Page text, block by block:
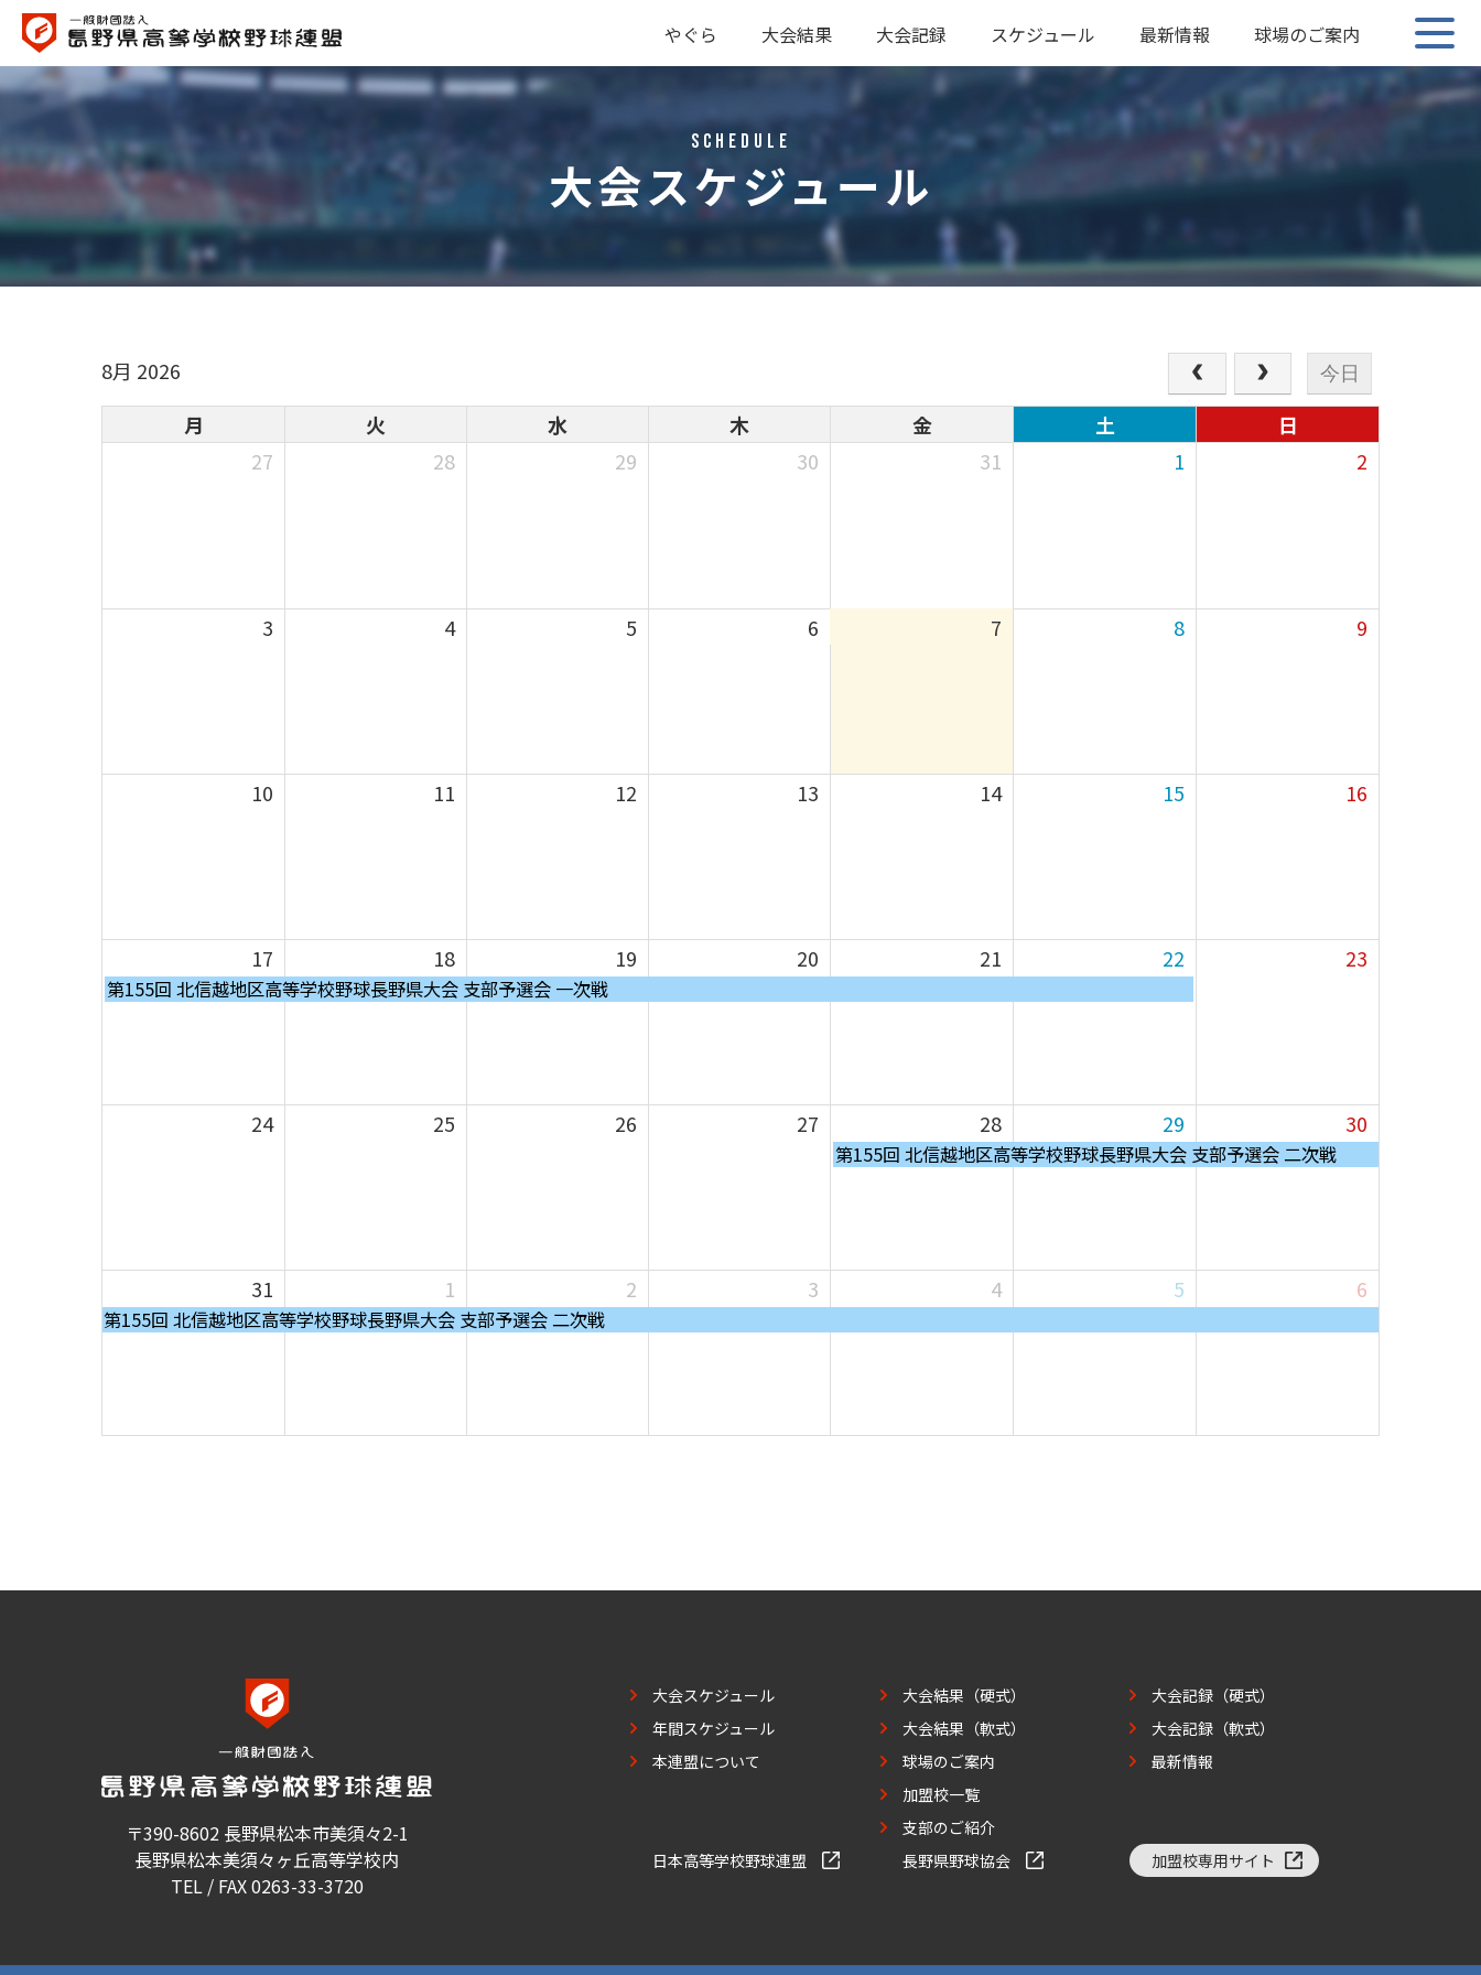
やぐら
大会結果
硬式
軟式
大会記録
硬式
軟式
スケジュール 最新情報 球場のご案内
Schedule
大会スケジュール
8月 2026 今日
月 火 水 木 金 土
日
27
28 29 30 31 1 2
3 4 5 6 7 8 9
10 11 12 13 14 15 16
17 18 19 20 21 22 23
月
曜
17th
第155回 北信越地区高等学校野球長野県大会 支部予選会 一次戦
24 25 26 27 28 29 30
金
曜
28th
第155回 北信越地区高等学校野球長野県大会 支部予選会 二次戦
31 1 2 3 4 5 6
金
曜
28th
第155回 北信越地区高等学校野球長野県大会 支部予選会 二次戦
〒390-8602 長野県松本市美須々2-1
長野県松本美須々ヶ丘高等学校内
TEL / FAX 0263-33-3720
大会スケジュール
年間スケジュール
本連盟について
大会結果（硬式）
大会結果（軟式）
球場のご案内
加盟校一覧
支部のご紹介
大会記録（硬式）
大会記録（軟式）
最新情報
日本高等学校野球連盟 長野県野球協会 加盟校専用サイト